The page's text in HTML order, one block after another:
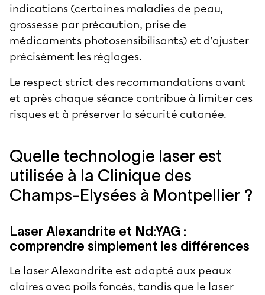
indications (certaines maladies de peau,
grossesse par précaution, prise de
médicaments photosensibilisants) et d’ajuster
précisément les réglages.
Le respect strict des recommandations avant
et après chaque séance contribue à limiter ces
risques et à préserver la sécurité cutanée.
Quelle technologie laser est
utilisée à la Clinique des
Champs-Elysées à Montpellier ?
Laser Alexandrite et Nd:YAG :
comprendre simplement les différences
Le laser Alexandrite est adapté aux peaux
claires avec poils foncés, tandis que le laser